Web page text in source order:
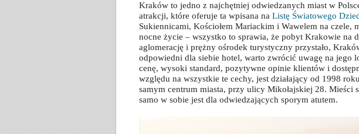
Kraków to jedno z najchętniej odwiedzanych miast w
atrakcji, które oferuje ta wpisana na Listę Światowego
Sukiennicami, Kościołem Mariackim i Wawelem na czele,
nocne życie – wszystko to sprawia, że pobyt Krakowie na
aglomerację i prężny ośrodek turystyczny przystało,
odpowiedni dla siebie hotel, warto zwrócić uwagę na jego
cenę, wysoki standard, pozytywne opinie klientów i
względu na wszystkie te cechy, jest działający od 1998
samym centrum miasta, przy ulicy Mikołajskiej 28.
samo w sobie jest dla odwiedzających sporym atutem.